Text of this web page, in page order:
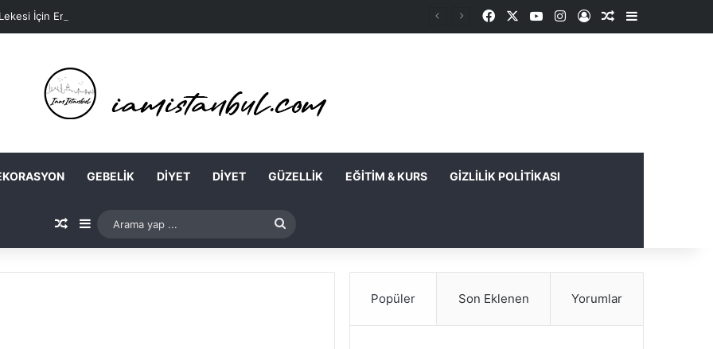
İçin En Kolay Ev Maskeleri Nelerdir? FacebookYouTubeInstagram
Kayıt OlRastgele Makale
Kenar
GEBELIK DIYET DIYET GÜZELLIK EĞITIM & KURS GIZLILIK POLITIKASI
Rastgele Makale
Kenar Bölmesi
Arama
yap
Popüler Son Eklenen Yorumlar